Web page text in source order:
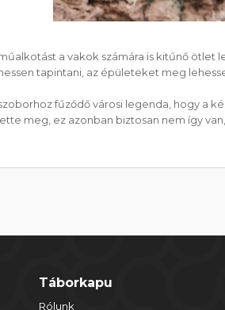
a vakok számára is kitűnő ötlet
tapintani, az épületeket meg
fűződő városi legenda, hogy a
meg, ez azonban biztosan nem így
Táborkapu
Rólunk